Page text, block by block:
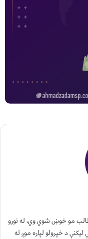
مو خوښ شوي وي، له نورو
د خپرولو لپاره موږ ته